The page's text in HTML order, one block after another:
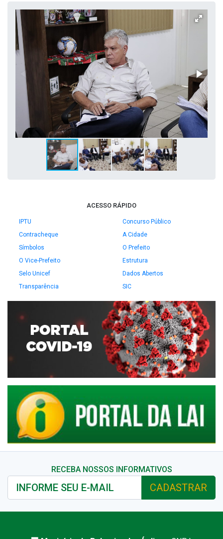
ACESSO RÁPIDO
IPTU
Concurso Público
Contracheque
A Cidade
Símbolos
O Prefeito
O Vice-Prefeito
Estrutura
Selo Unicef
Dados Abertos
Transparência
SIC
RECEBA NOSSOS INFORMATIVOS
CADASTRAR